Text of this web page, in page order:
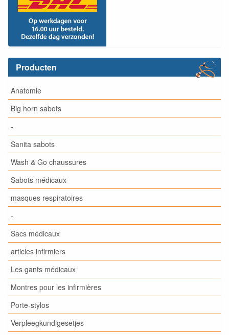
Producten
Anatomie
Big horn sabots
-
Sanita sabots
Wash & Go chaussures
Sabots médicaux
masques respiratoires
-
Sacs médicaux
articles infirmiers
Les gants médicaux
Montres pour les infirmières
Porte-stylos
Verpleegkundigesetjes